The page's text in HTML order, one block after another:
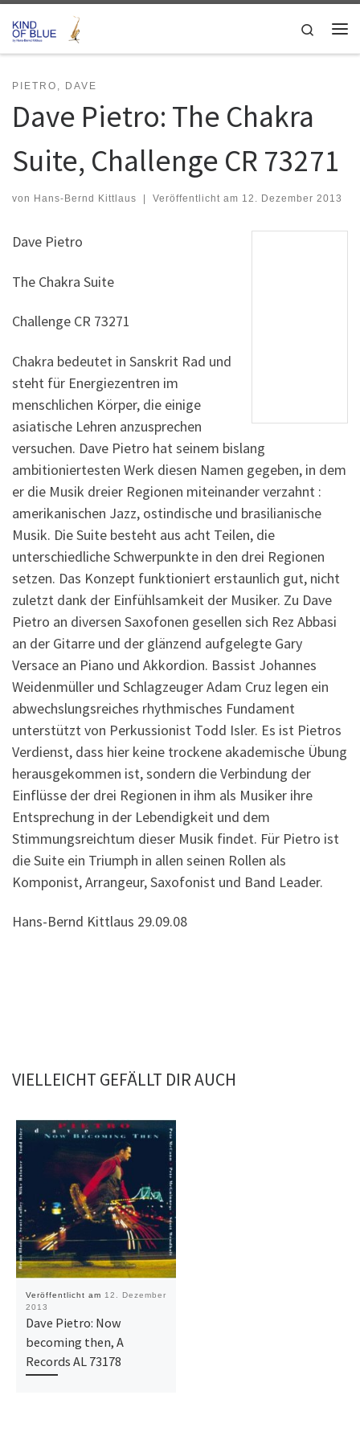
Zum Inhalt springen
Search
PIETRO, DAVE
Dave Pietro: The Chakra
Suite, Challenge CR 73271
von Hans-Bernd Kittlaus Veröffentlicht am 12. Dezember 2013
Dave Pietro
The Chakra Suite
Challenge CR 73271
Chakra bedeutet in Sanskrit Rad und
steht für Energiezentren im
menschlichen Körper, die einige
asiatische Lehren anzusprechen
versuchen. Dave Pietro hat seinem bislang
ambitioniertesten Werk diesen Namen gegeben, in dem
er die Musik dreier Regionen miteinander verzahnt :
amerikanischen Jazz, ostindische und brasilianische
Musik. Die Suite besteht aus acht Teilen, die
unterschiedliche Schwerpunkte in den drei Regionen
setzen. Das Konzept funktioniert erstaunlich gut, nicht
zuletzt dank der Einfühlsamkeit der Musiker. Zu Dave
Pietro an diversen Saxofonen gesellen sich Rez Abbasi
an der Gitarre und der glänzend aufgelegte Gary
Versace an Piano und Akkordion. Bassist Johannes
Weidenmüller und Schlagzeuger Adam Cruz legen ein
abwechslungsreiches rhythmisches Fundament
unterstützt von Perkussionist Todd Isler. Es ist Pietros
Verdienst, dass hier keine trockene akademische Übung
herausgekommen ist, sondern die Verbindung der
Einflüsse der drei Regionen in ihm als Musiker ihre
Entsprechung in der Lebendigkeit und dem
Stimmungsreichtum dieser Musik findet. Für Pietro ist
die Suite ein Triumph in allen seinen Rollen als
Komponist, Arrangeur, Saxofonist und Band Leader.
Hans-Bernd Kittlaus 29.09.08
VIELLEICHT GEFÄLLT DIR AUCH
Veröffentlicht am 12. Dezember
2013
Dave Pietro: Now
becoming then, A
Records AL 73178